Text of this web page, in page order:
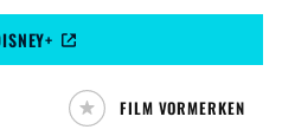
modernen Superhelden.
FILM VORMERKEN